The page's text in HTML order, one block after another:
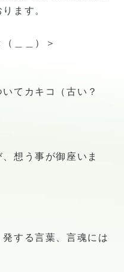
ます。
＿＿）＞
てカキコ（古い？
想う事が御座いま
する言葉、言魂には